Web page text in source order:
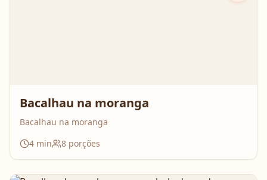
Bacalhau na moranga
Bacalhau na moranga
4 min 8 porções